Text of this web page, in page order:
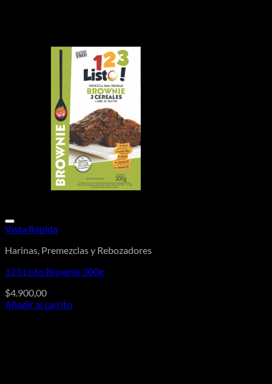
Vista Rápida
Harinas, Premezclas y Rebozadores
123 Listo Brownie 300g
$4.900,00
Añadir al carrito